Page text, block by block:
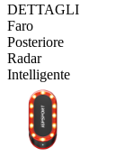
DETTAGLI
Faro
Posteriore
Radar
Intelligente